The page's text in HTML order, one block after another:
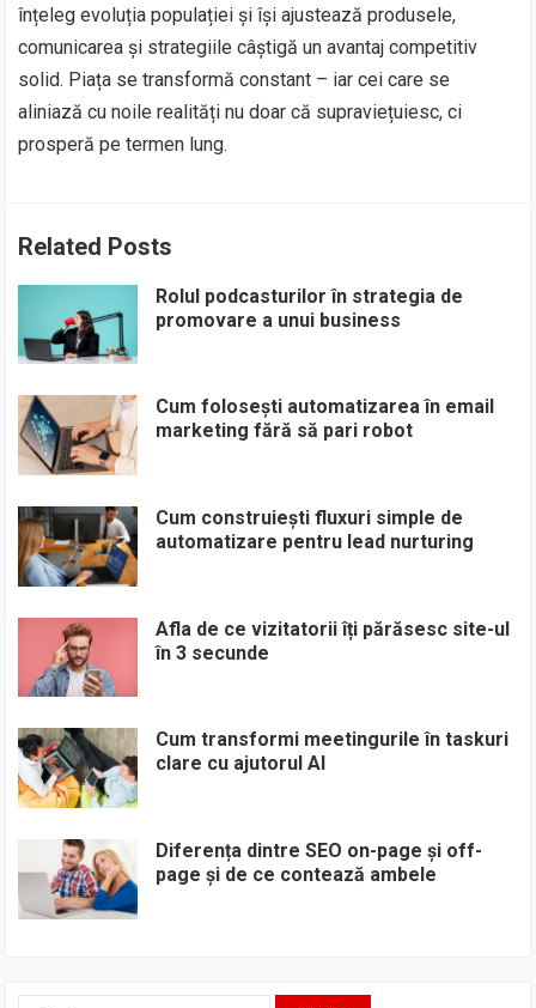
înțeleg evoluția populației și își ajustează produsele,
comunicarea și strategiile câștigă un avantaj competitiv
solid. Piața se transformă constant – iar cei care se
aliniază cu noile realități nu doar că supraviețuiesc, ci
prosperă pe termen lung.
Related Posts
Rolul podcasturilor în strategia de
promovare a unui business
Cum folosești automatizarea în email
marketing fără să pari robot
Cum construiești fluxuri simple de
automatizare pentru lead nurturing
Afla de ce vizitatorii îți părăsesc site-ul
în 3 secunde
Cum transformi meetingurile în taskuri
clare cu ajutorul AI
Diferența dintre SEO on-page și off-
page și de ce contează ambele